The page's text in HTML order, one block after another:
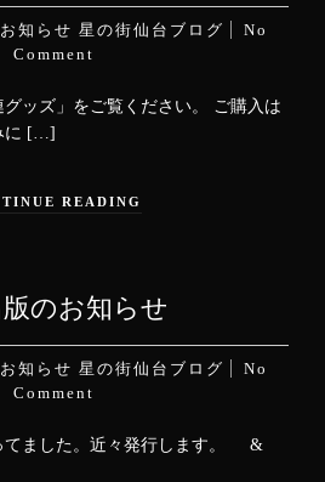
お知らせ 星の街仙台ブログ
No
Comment
ッズ」をご覧ください。 ご購入は
に […]
READING
のお知らせ
お知らせ 星の街仙台ブログ
No
Comment
てました。近々発行します。 &